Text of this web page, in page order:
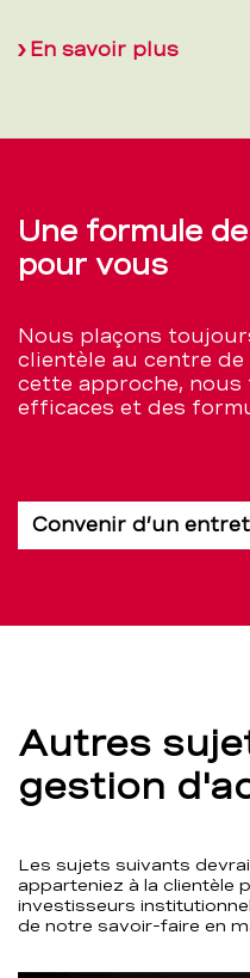
En savoir plus
Une formule
pour vous
Nous plaçons
clientèle au centre
cette approche,
efficaces et des
Convenir d’un
Autres
gestion
Les sujets suivants
apparteniez à la clientèle
investisseurs
de notre savoir-faire en